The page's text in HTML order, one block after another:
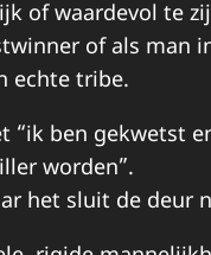
of waardevol te
of als man
echte tribe.
ben gekwetst
worden”.
het sluit de deur